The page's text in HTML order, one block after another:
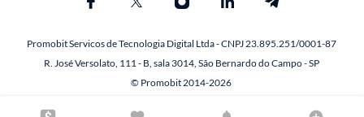
Promobit Servicos de Tecnologia Digital Ltda - CNPJ 23.895.251/0001-87
R. José Versolato, 111 - B, sala 3014, São Bernardo do Campo - SP
© Promobit 2014-2026